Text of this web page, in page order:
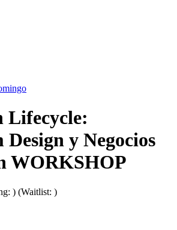
Lifecycle:
Design y Negocios
WORKSHOP
) (Waitlist: )